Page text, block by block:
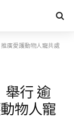
廣愛護動物人寵共處
舉行 逾
物人寵